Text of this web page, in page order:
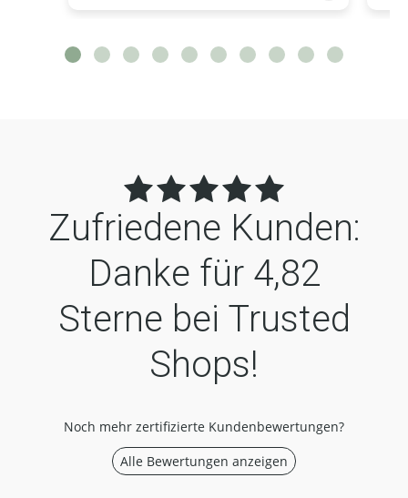
Zufriedene Kunden:
Danke für 4,82
Sterne bei Trusted
Shops!
Noch mehr zertifizierte Kundenbewertungen?
Alle Bewertungen anzeigen